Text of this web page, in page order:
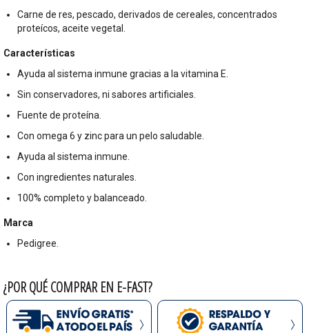
Carne de res, pescado, derivados de cereales, concentrados
proteícos, aceite vegetal.
Características
Ayuda al sistema inmune gracias a la vitamina E.
Sin conservadores, ni sabores artificiales.
Fuente de proteína.
Con omega 6 y zinc para un pelo saludable.
Ayuda al sistema inmune.
Con ingredientes naturales.
100% completo y balanceado.
Marca
Pedigree.
¿POR QUÉ COMPRAR EN E-FAST?